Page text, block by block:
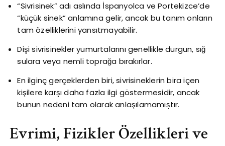
“Sivrisinek” adı aslında İspanyolca ve Portekizce’de
“küçük sinek” anlamına gelir, ancak bu tanım onların
tam özelliklerini yansıtmayabilir.
Dişi sivrisinekler yumurtalarını genellikle durgun, sığ
sulara veya nemli toprağa bırakırlar.
En ilginç gerçeklerden biri, sivrisineklerin bira içen
kişilere karşı daha fazla ilgi göstermesidir, ancak
bunun nedeni tam olarak anlaşılamamıştır.
Evrimi, Fizikler Özellikleri ve